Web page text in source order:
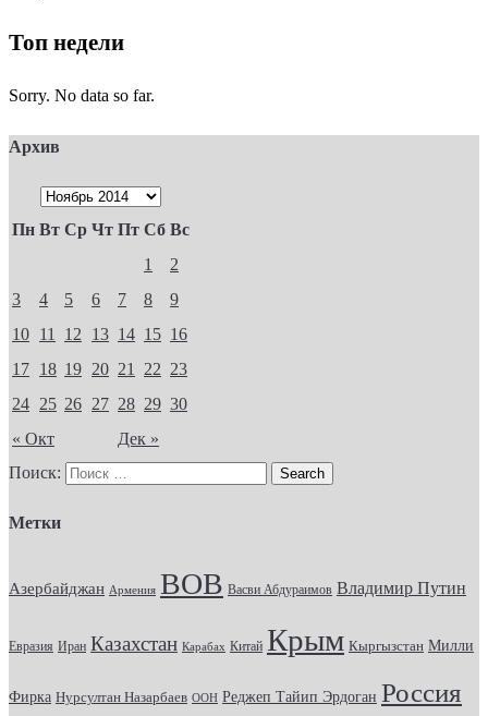
Топ недели
Sorry. No data so far.
Архив
Пн Вт Ср Чт Пт Сб Вс
« Окт Дек »
1
2
3
4 5 6 7 8
9
10 11 12 13 14 15 16
17 18 19 20 21 22 23
24 25 26 27 28 29 30
Поиск:
Метки
Азербайджан Армения ВОВ Васви Абдураимов Владимир Путин
Евразия Иран Казахстан Карабах Китай Крым Кыргызстан Милли
Фирка Нурсултан Назарбаев ООН Реджеп Тайип Эрдоган Россия